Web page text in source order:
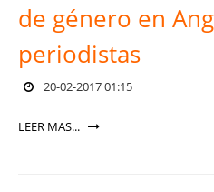
de género en
periodistas
20-02-2017 01:15
LEER MAS...